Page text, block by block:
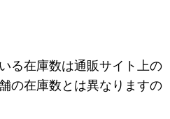
る在庫数は通販サイト上の
の在庫数とは異なりますの